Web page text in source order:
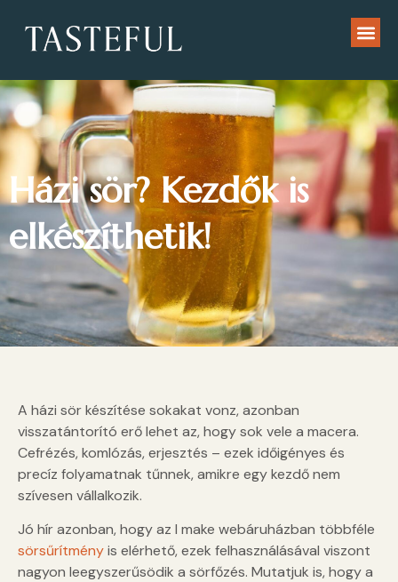
Házi sör? Kezdők is
elkészíthetik!
A házi sör készítése sokakat vonz, azonban
visszatántorító erő lehet az, hogy sok vele a macera.
Cefrézés, komlózás, erjesztés – ezek időigényes és
precíz folyamatnak tűnnek, amikre egy kezdő nem
szívesen vállalkozik.
Jó hír azonban, hogy az I make webáruházban többféle
sörsűrítményis elérhető, ezek felhasználásával viszont
nagyon leegyszerűsödik a sörfőzés. Mutatjuk is, hogy a